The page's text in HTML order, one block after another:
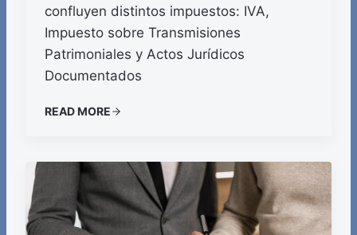
confluyen distintos impuestos: IVA,
Impuesto sobre Transmisiones
Patrimoniales y Actos Jurídicos
Documentados
READ MORE